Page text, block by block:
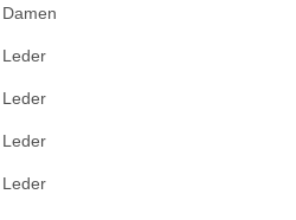
Damen
Leder
Leder
Leder
Leder